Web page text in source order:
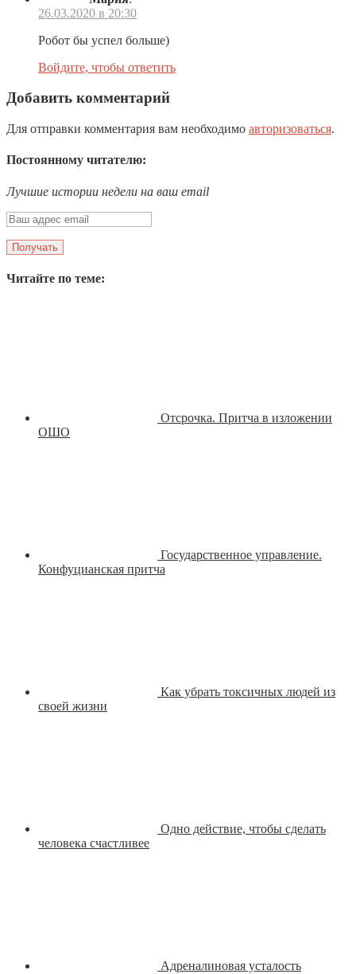
26.03.2020 в 20:30
Робот бы успел больше)
Войдите, чтобы ответить
Добавить комментарий
Для отправки комментария вам необходимо авторизоваться.
Постоянному читателю:
Лучшие истории недели на ваш email
Читайте по теме:
Отсрочка. Притча в изложении
ОШО
Государственное управление.
Конфуцианская притча
Как убрать токсичных людей из
своей жизни
Одно действие, чтобы сделать
человека счастливее
Адреналиновая усталость